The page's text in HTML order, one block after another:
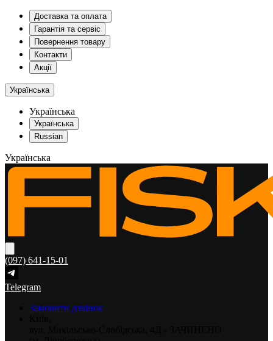
Доставка та оплата
Гарантія та сервіс
Повернення товару
Контакти
Акції
Українська
Українська
Українська
Russian
Українська
(097) 641-15-01
Telegram
Замовити дзвінок